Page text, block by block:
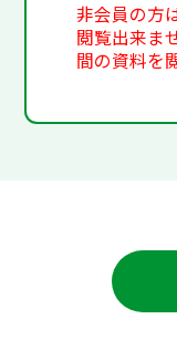
非会員の方
閲覧出来ま
間の資料を